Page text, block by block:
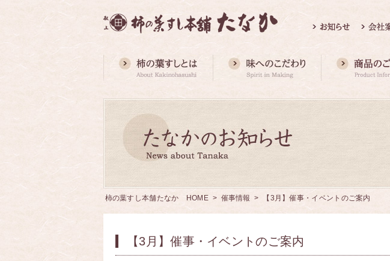
柿の葉すし本舗たなか HOME > 催事情報 > 【3月】催事・イベントのご案内
【3月】催事・イベントのご案内